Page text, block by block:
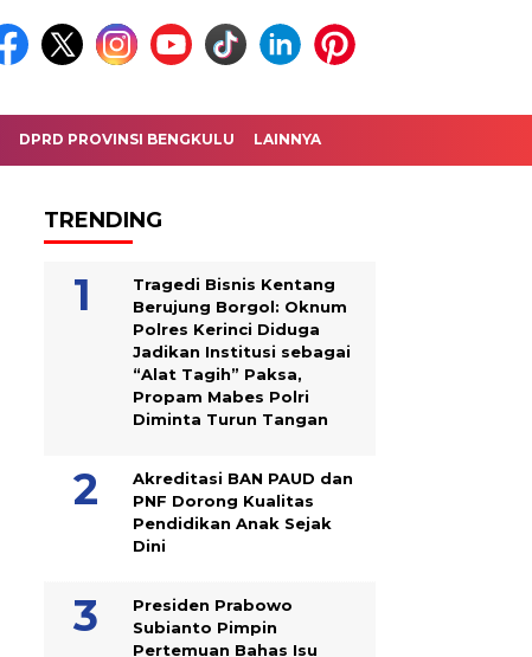
DPRD PROVINSI BENGKULU LAINNYA
TRENDING
Tragedi Bisnis Kentang
Berujung Borgol: Oknum
Polres Kerinci Diduga
Jadikan Institusi sebagai
“Alat Tagih” Paksa,
Propam Mabes Polri
Diminta Turun Tangan
Akreditasi BAN PAUD dan
PNF Dorong Kualitas
Pendidikan Anak Sejak
Dini
Presiden Prabowo
Subianto Pimpin
Pertemuan Bahas Isu